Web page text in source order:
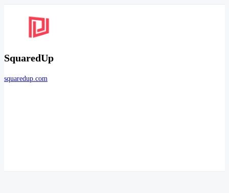
SquaredUp
squaredup.com